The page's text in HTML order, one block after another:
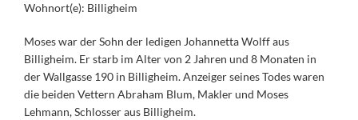
Wohnort(e): Billigheim
Moses war der Sohn der ledigen Johannetta Wolff aus
Billigheim. Er starb im Alter von 2 Jahren und 8 Monaten in
der Wallgasse 190 in Billigheim. Anzeiger seines Todes waren
die beiden Vettern Abraham Blum, Makler und Moses
Lehmann, Schlosser aus Billigheim.